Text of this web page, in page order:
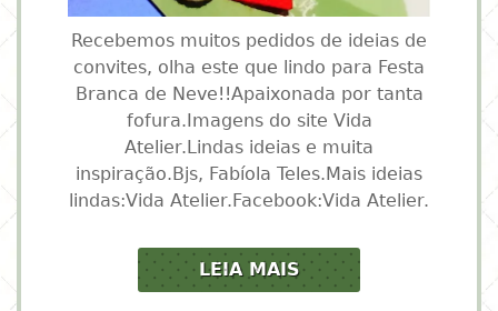
Recebemos muitos pedidos de ideias de
convites, olha este que lindo para Festa
Branca de Neve!!Apaixonada por tanta
fofura.Imagens do site Vida
Atelier.Lindas ideias e muita
inspiração.Bjs, Fabíola Teles.Mais ideias
lindas:Vida Atelier.Facebook:Vida Atelier.
LEIA MAIS